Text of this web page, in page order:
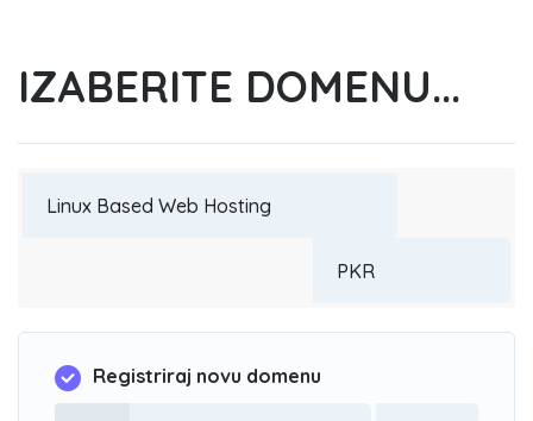
IZABERITE DOMENU...
Registriraj novu domenu